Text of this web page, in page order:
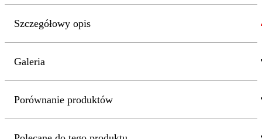
Szczegółowy opis
Galeria
Porównanie produktów